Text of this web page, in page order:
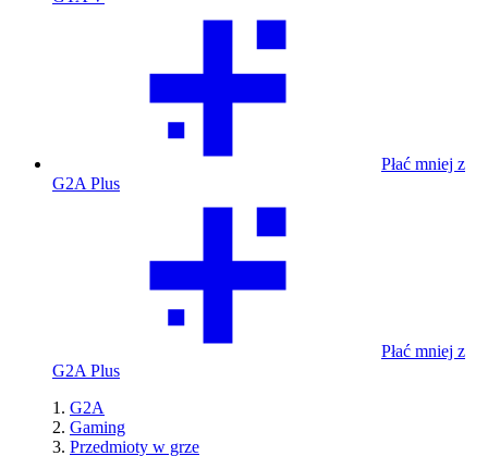
Płać mniej z
G2A Plus
Płać mniej z
G2A Plus
G2A
Gaming
Przedmioty w grze